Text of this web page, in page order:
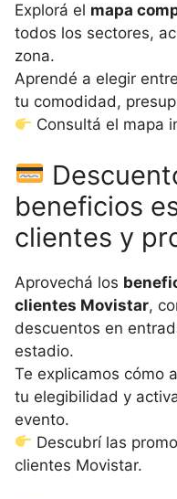
Explorá el mapa
todos los sectores,
zona.
Aprendé a elegir
tu comodidad,
Consultá el mapa
beneficios
clientes y
Aprovechá los
clientes Movistar,
descuentos en
estadio.
Te explicamos cómo
tu elegibilidad y
evento.
Descubrí las
clientes Movistar.